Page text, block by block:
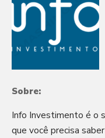
Sobre:
Info Investimento é o
que você precisa